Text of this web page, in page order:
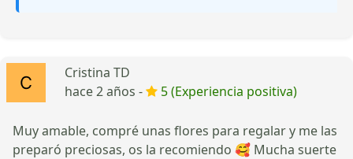
Cristina TD
hace 2 años -
5 (Experiencia positiva)
Muy amable, compré unas flores para regalar y me las
preparó preciosas, os la recomiendo 🥰 Mucha suerte